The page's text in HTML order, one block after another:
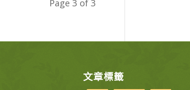
Page 3 of 3
文章標籤